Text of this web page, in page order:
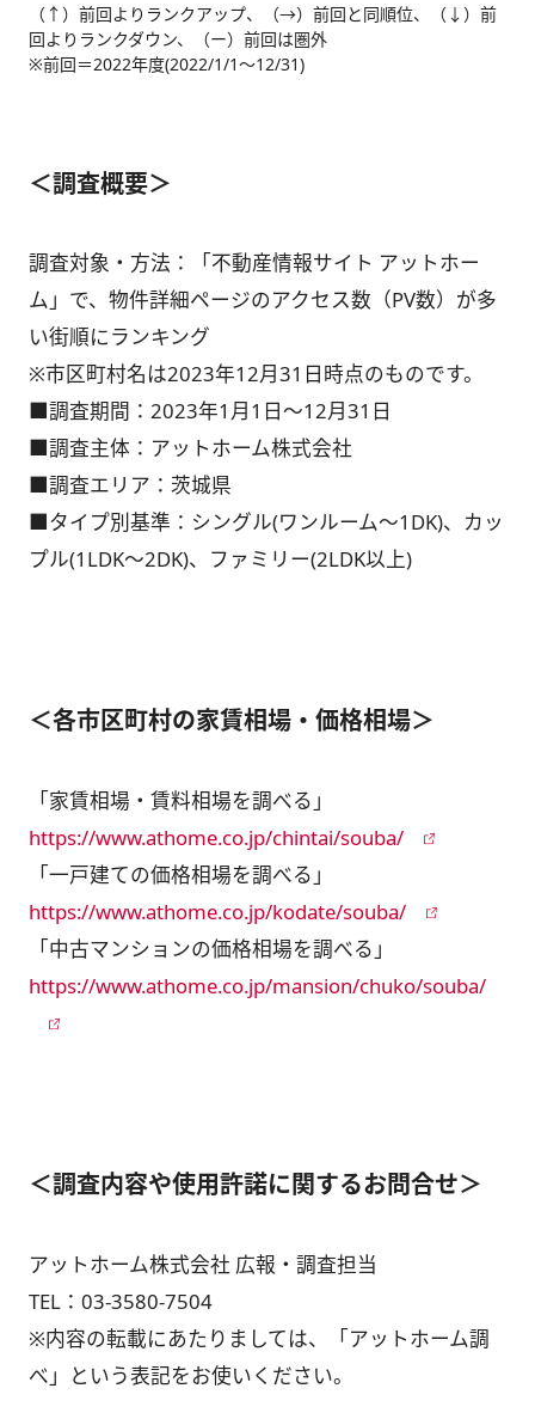
（↑）前回よりランクアップ、（→）前回と同順位、（↓）前
回よりランクダウン、（ー）前回は圏外
※前回＝2022年度(2022/1/1～12/31)
＜調査概要＞
調査対象・方法：「不動産情報サイト アットホー
ム」で、物件詳細ページのアクセス数（PV数）が多
い街順にランキング
※市区町村名は2023年12月31日時点のものです。
■調査期間：2023年1月1日～12月31日
■調査主体：アットホーム株式会社
■調査エリア：茨城県
■タイプ別基準：シングル(ワンルーム～1DK)、カッ
プル(1LDK～2DK)、ファミリー(2LDK以上)
＜各市区町村の家賃相場・価格相場＞
「家賃相場・賃料相場を調べる」
https://www.athome.co.jp/chintai/souba/
「一戸建ての価格相場を調べる」
https://www.athome.co.jp/kodate/souba/
「中古マンションの価格相場を調べる」
https://www.athome.co.jp/mansion/chuko/souba/
＜調査内容や使用許諾に関するお問合せ＞
アットホーム株式会社 広報・調査担当
TEL： 03-3580-7504
※内容の転載にあたりましては、「アットホーム調
べ」という表記をお使いください。